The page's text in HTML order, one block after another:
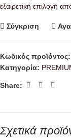
εξαιρετική επιλογή
Σύγκριση
Κωδικός προϊόντος:
Κατηγορία:
Share:
Σχετικά